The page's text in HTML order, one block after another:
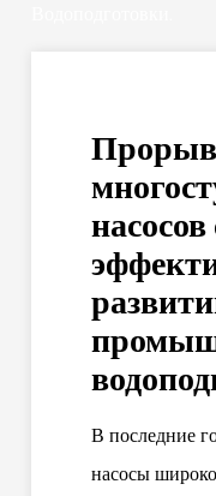
Прорыв
насосов
В последние
насосы